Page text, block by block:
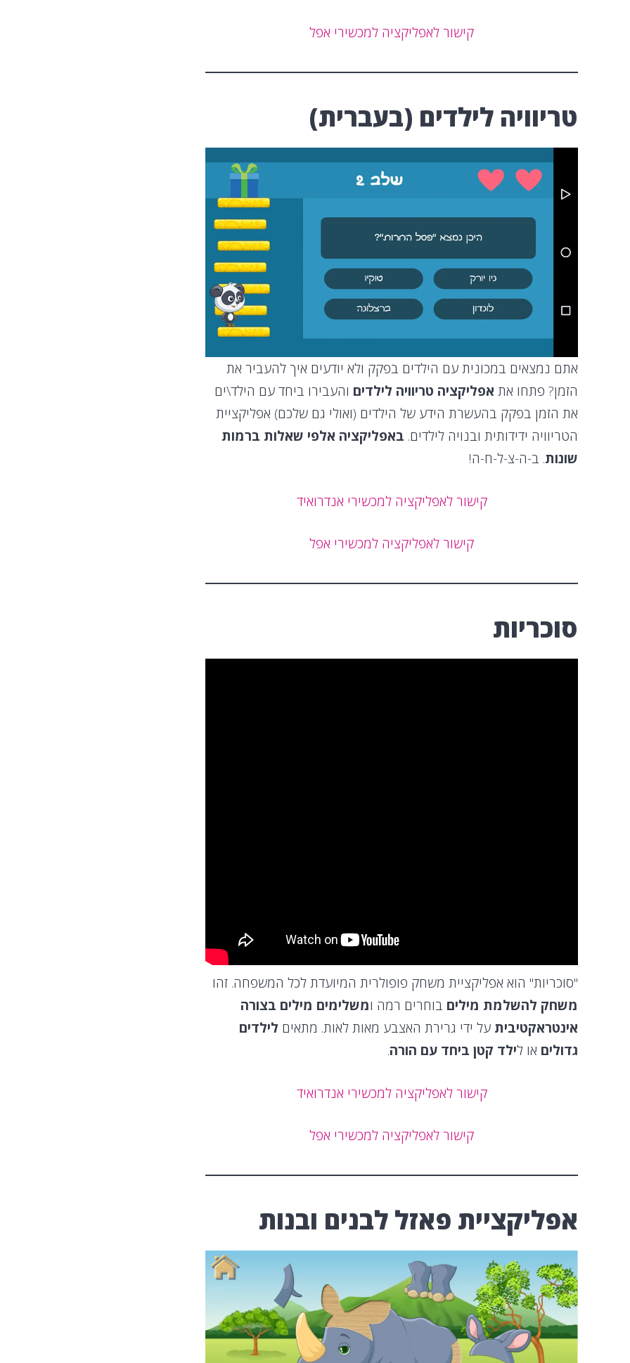
קישור לאפליקציה למכשירי אפל
טריוויה לילדים (בעברית)
אתם נמצאים במכונית עם הילדים בפקק ולא יודעים איך להעביר את
הזמן? פתחו את אפליקציה טריוויה לילדים והעבירו ביחד עם הילד\ים
את הזמן בפקק בהעשרת הידע של הילדים (ואולי גם שלכם) אפליקציית
הטריוויה ידידותית ובנויה לילדים. באפליקציה אלפי שאלות ברמות
שונות. ב-ה-צ-ל-ח-ה!
קישור לאפליקציה למכשירי אנדרואיד
קישור לאפליקציה למכשירי אפל
סוכריות
"סוכריות" הוא אפליקציית משחק פופולרית המיועדת לכל המשפחה. זהו
משחק להשלמת מילים בוחרים רמה ומשלימים מילים בצורה
אינטראקטיבית על ידי גרירת האצבע מאות לאות. מתאים לילדים
גדולים או לילד קטן ביחד עם הורה.
קישור לאפליקציה למכשירי אנדרואיד
קישור לאפליקציה למכשירי אפל
אפליקציית פאזל לבנים ובנות